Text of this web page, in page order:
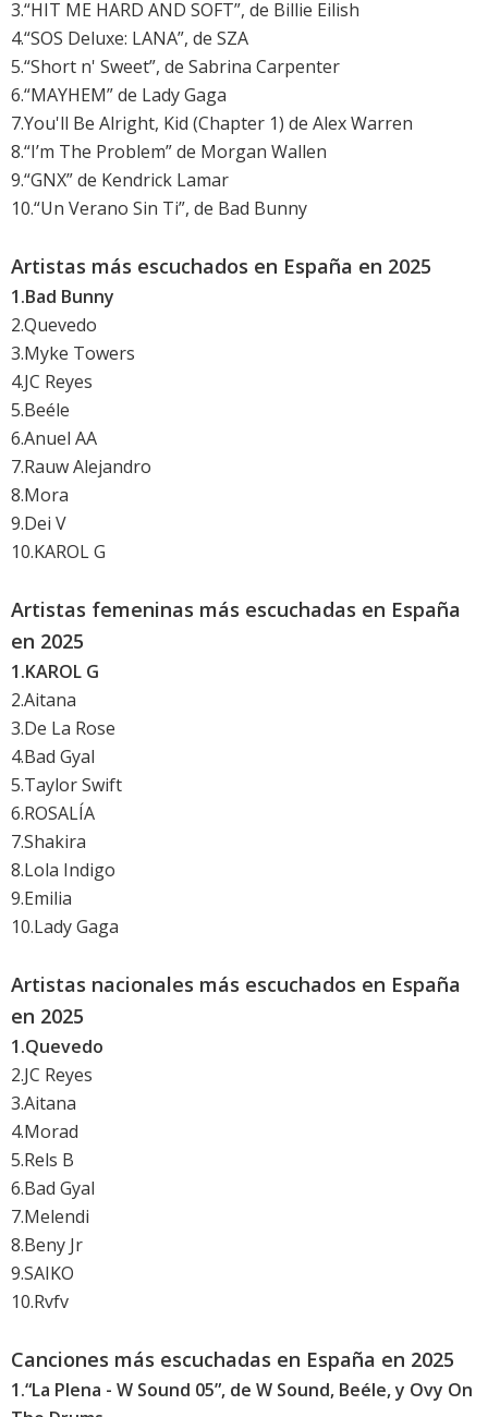
3.“HIT ME HARD AND SOFT”, de Billie Eilish
4.“SOS Deluxe: LANA”, de SZA
5.“Short n' Sweet”, de Sabrina Carpenter
6.“MAYHEM” de Lady Gaga
7.You'll Be Alright, Kid (Chapter 1) de Alex Warren
8.“I’m The Problem” de Morgan Wallen
9.“GNX” de Kendrick Lamar
10.“Un Verano Sin Ti”, de Bad Bunny
Artistas más escuchados en España en 2025
1.Bad Bunny
2.Quevedo
3.Myke Towers
4.JC Reyes
5.Beéle
6.Anuel AA
7.Rauw Alejandro
8.Mora
9.Dei V
10.KAROL G
Artistas femeninas más escuchadas en España
en 2025
1.KAROL G
2.Aitana
3.De La Rose
4.Bad Gyal
5.Taylor Swift
6.ROSALÍA
7.Shakira
8.Lola Indigo
9.Emilia
10.Lady Gaga
Artistas nacionales más escuchados en España
en 2025
1.Quevedo
2.JC Reyes
3.Aitana
4.Morad
5.Rels B
6.Bad Gyal
7.Melendi
8.Beny Jr
9.SAIKO
10.Rvfv
Canciones más escuchadas en España en 2025
1.“La Plena - W Sound 05”, de W Sound, Beéle, y Ovy On